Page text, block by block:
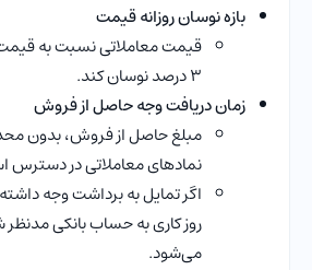
بازه نوسان روزانه قیمت
قیمت معاملاتی نسبت به قیمت
3 درصد نوسان کند.
زمان دریافت وجه حاصل از فروش
مبلغ حاصل از فروش، بدون
نمادهای معاملاتی در دسترس
روز کاری به حساب بانکی مدنظر
می‌شود.